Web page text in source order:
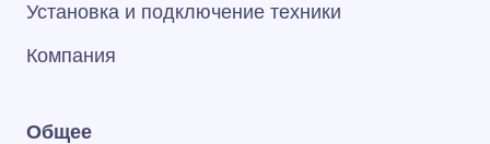
Установка и подключение техники
Компания
Общее